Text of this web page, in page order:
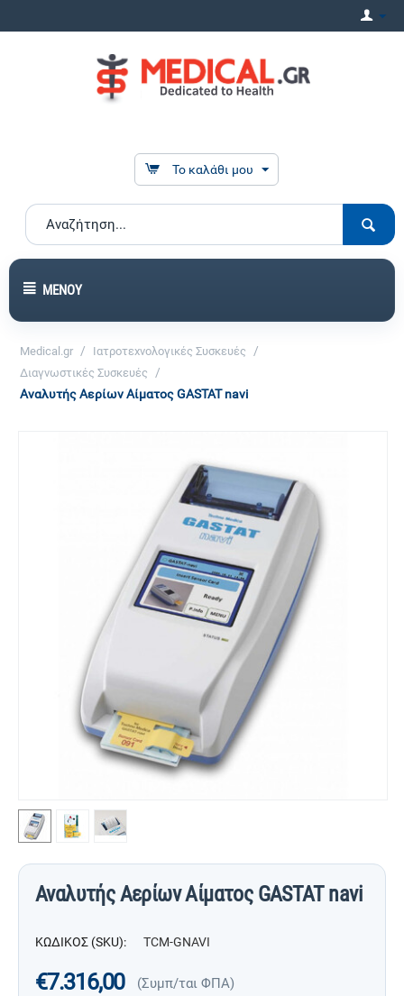
Το καλάθι μου
ΜΕΝΟΎ
Medical.gr / Ιατροτεχνολογικές Συσκευές /
Διαγνωστικές Συσκευές
/
Αναλυτής Αερίων Αίματος GASTAT navi
Αναλυτής Αερίων Αίματος GASTAT navi
ΚΩΔΙΚΟΣ (SKU): TCM-GNAVI
€7.316,00 (Συμπ/ται ΦΠΑ)